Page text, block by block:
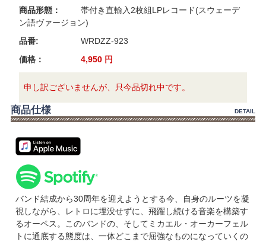
商品形態：
帯付き直輸入2枚組LPレコード(スウェーデ
ン語ヴァージョン)
品番:
WRDZZ-923
価格：
4,950 円
申し訳ございませんが、只今品切れ中です。
商品仕様 DETAIL
バンド結成から30周年を迎えようとする今、自身のルーツを凝
視しながら、レトロに埋没せずに、飛躍し続ける音楽を構築す
るオーペス。このバンドの、そしてミカエル・オーカーフェル
トに通底する態度は、一体どこまで屈強なものになっていくの